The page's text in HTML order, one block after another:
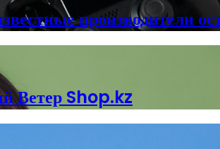
производители
Ветер Shop.kz